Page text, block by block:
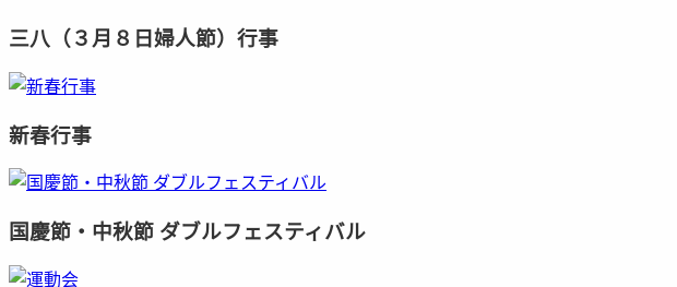
三八（３月８日婦人節）行事
新春行事
国慶節・中秋節 ダブルフェスティバル